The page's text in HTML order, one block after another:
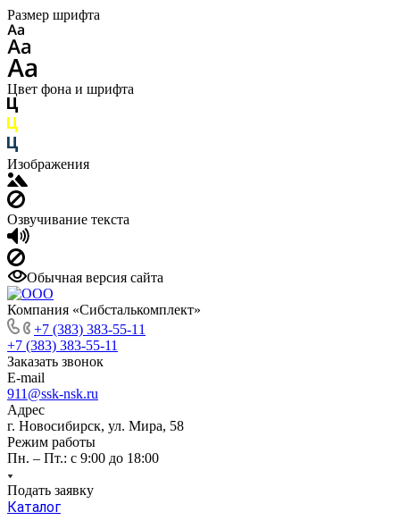
Размер шрифта
Цвет фона и шрифта
Изображения
Озвучивание текста
Обычная версия сайта
Компания «Сибсталькомплект»
+7 (383) 383-55-11
+7 (383) 383-55-11
Заказать звонок
E-mail
911@ssk-nsk.ru
Адрес
г. Новосибирск, ул. Мира, 58
Режим работы
Пн. – Пт.: с 9:00 до 18:00
Подать заявку
Каталог